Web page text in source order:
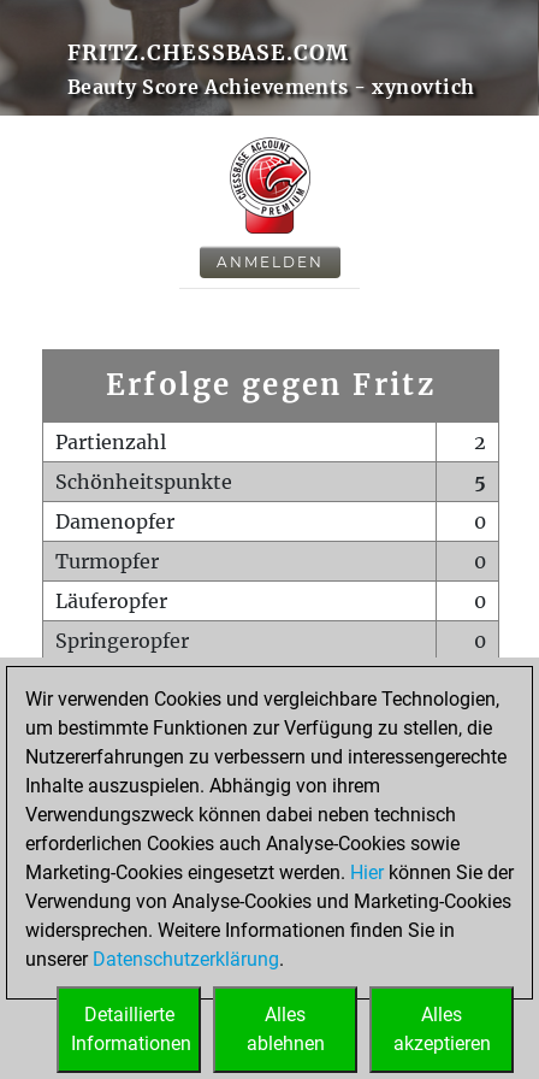
FRITZ.CHESSBASE.COM
Beauty Score Achievements - xynovtich
ANMELDEN
Erfolge gegen Fritz
Partienzahl
2
Schönheitspunkte
5
Damenopfer
0
Turmopfer
0
Läuferopfer
0
Springeropfer
0
Matt auf vollem Brett
0
Bauer setzt Matt
0
Erstickte Matts
Unterverwandlungen
Türme auf der siebten
0
STARTSEITE
Wir verwenden Cookies und vergleichbare Technologien,
um bestimmte Funktionen zur Verfügung zu stellen, die
Nutzererfahrungen zu verbessern und interessengerechte
Inhalte auszuspielen. Abhängig von ihrem
Verwendungszweck können dabei neben technisch
erforderlichen Cookies auch Analyse-Cookies sowie
Marketing-Cookies eingesetzt werden. Hierkönnen Sie der
Verwendung von Analyse-Cookies und Marketing-Cookies
widersprechen. Weitere Informationen finden Sie in
unserer Datenschutzerklärung.
Alles
akzeptieren
Alles
ablehnen
Detaillierte
Informationen